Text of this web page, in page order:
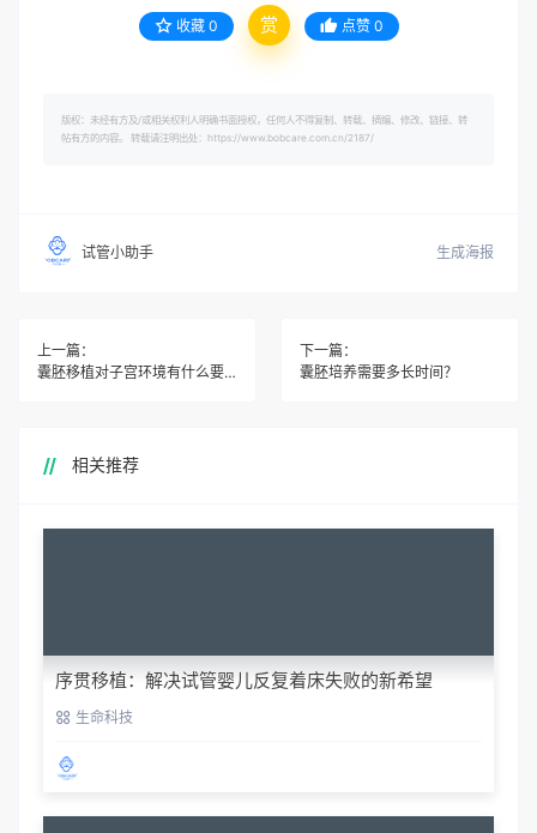
收藏 0 赏 点赞 0
版权：未经有方及/或相关权利人明确书面授权，任何人不得复制、转载、摘编、修改、链接、转
帖有方的内容。 转载请注明出处：https://www.bobcare.com.cn/2187/
试管小助手 生成海报
上一篇：
囊胚移植对子宫环境有什么要求？
下一篇：
囊胚培养需要多长时间？
相关推荐
序贯移植：解决试管婴儿反复着床失败的新希望
生命科技